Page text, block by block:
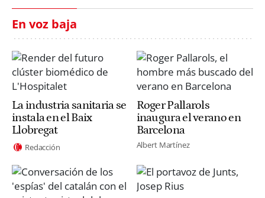
En voz baja
La industria sanitaria se
instala en el Baix
Llobregat
Redacción
Roger Pallarols
inaugura el verano en
Barcelona
Albert Martínez